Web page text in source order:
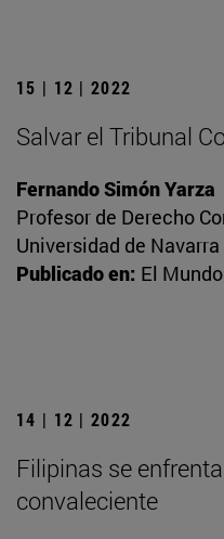
15 | 12 | 2022
Salvar el Tribunal
Fernando Simón Yarza
Profesor de Derecho
Universidad de Navarra
Publicado en: El Mundo
14 | 12 | 2022
Filipinas se
convaleciente